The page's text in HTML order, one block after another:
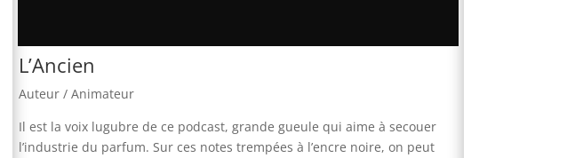
L’Ancien
Auteur / Animateur
Il est la voix lugubre de ce podcast, grande gueule qui aime à secouer
l’industrie du parfum. Sur ces notes trempées à l’encre noire, on peut